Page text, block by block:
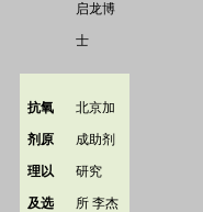
启龙博
士
抗氧
剂原
理以
及选
北京加
成助剂
研究
所 李杰